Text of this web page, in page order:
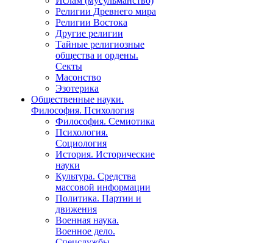
Религии Древнего мира
Религии Востока
Другие религии
Тайные религиозные
общества и ордены.
Секты
Масонство
Эзотерика
Общественные науки.
Философия. Психология
Философия. Семиотика
Психология.
Социология
История. Исторические
науки
Культура. Средства
массовой информации
Политика. Партии и
движения
Военная наука.
Военное дело.